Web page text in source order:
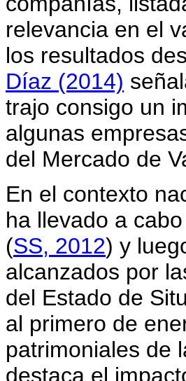
relevancia en el
los resultados
Díaz (2014)
trajo consigo un
algunas
del Mercado de
En el contexto
ha llevado a
(SS, 2012) y
alcanzados por
del Estado de
al primero de
patrimoniales de
destaca el